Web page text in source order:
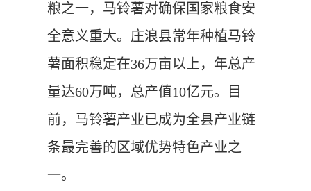
粮之一，马铃薯对确保国家粮食安
全意义重大。庄浪县常年种植马铃
薯面积稳定在36万亩以上，年总产
量达60万吨，总产值10亿元。目
前，马铃薯产业已成为全县产业链
条最完善的区域优势特色产业之
一。